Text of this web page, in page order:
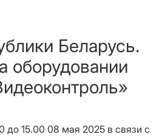
Беларусь.
оборудовании
до 15.00 08 мая 2025 в связи с